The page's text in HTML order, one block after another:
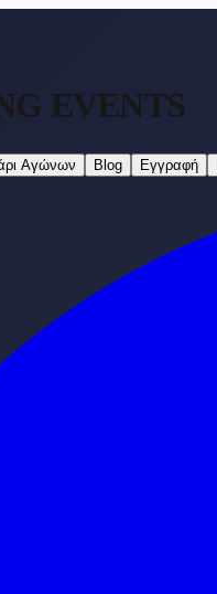
EVENTS
Αγώνων Blog Εγγραφή